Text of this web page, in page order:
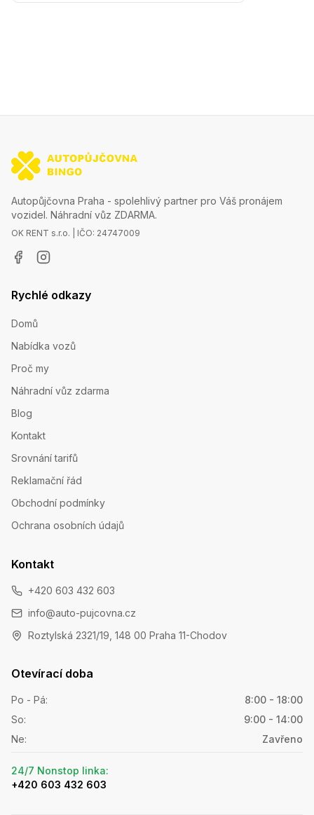
Autopůjčovna Praha - spolehlivý partner pro Váš pronájem
vozidel. Náhradní vůz ZDARMA.
OK RENT s.r.o. | IČO: 24747009
Rychlé odkazy
Domů
Nabídka vozů
Proč my
Náhradní vůz zdarma
Blog
Kontakt
Srovnání tarifů
Reklamační řád
Obchodní podmínky
Ochrana osobních údajů
Kontakt
+420 603 432 603
info@auto-pujcovna.cz
Roztylská 2321/19, 148 00 Praha 11-Chodov
Otevírací doba
Po - Pá:
8:00 - 18:00
So:
9:00 - 14:00
Ne: Zavřeno
24/7 Nonstop linka:
+420 603 432 603